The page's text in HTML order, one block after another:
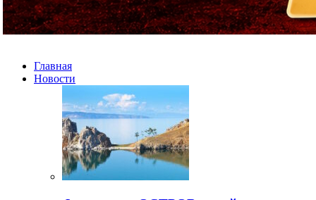
Главная
Новости